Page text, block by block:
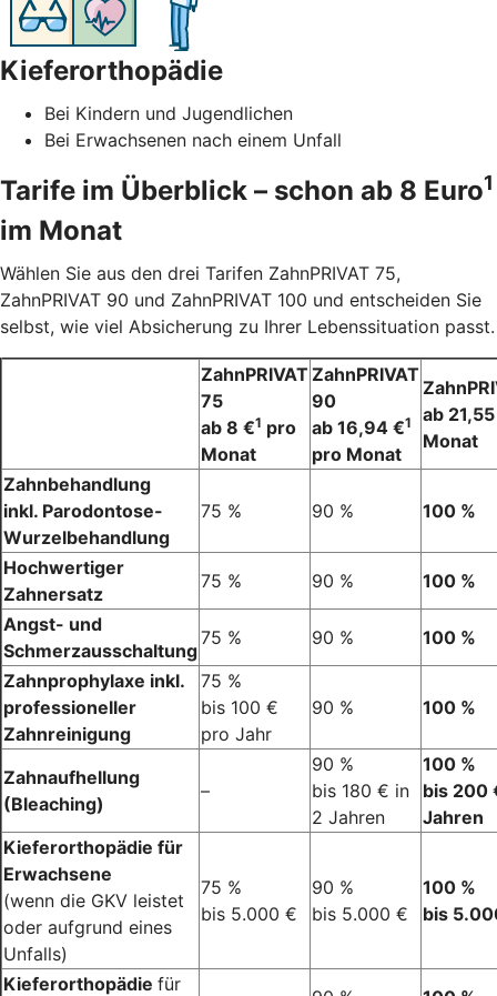
Kieferorthopädie
Bei Kindern und Jugendlichen
Bei Erwachsenen nach einem Unfall
Tarife im Überblick – schon ab 8 Euro1
im Monat
Wählen Sie aus den drei Tarifen ZahnPRIVAT 75,
ZahnPRIVAT 90 und ZahnPRIVAT 100 und entscheiden Sie
selbst, wie viel Absicherung zu Ihrer Lebenssituation passt.
ZahnPRIVAT
75
ab 8 €1 pro
Monat
ZahnPRIVAT
90
ab 16,94 €1
pro Monat
ab
Monat
Zahnbehandlung
inkl. Parodontose-
Wurzelbehandlung
75 % 90 % 100 %
Hochwertiger
Zahnersatz
75 % 90 %
100 %
Angst- und
Schmerzausschaltung
75 % 90 %
100 %
Zahnprophylaxe inkl.
professioneller
Zahnreinigung
75 %
bis 100 €
pro Jahr
90 % 100 %
Zahnaufhellung
(Bleaching)
–
90 %
bis 180 € in
2 Jahren
100 %
bis 200
Jahren
Kieferorthopädie für
Erwachsene
(wenn die GKV leistet
oder aufgrund eines
Unfalls)
75 %
bis 5.000 €
90 %
bis 5.000 €
100 %
bis
Kieferorthopädie für